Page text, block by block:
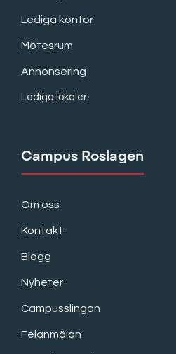
Lediga kontor
Mötesrum
Annonsering
Lediga lokaler
Campus Roslagen
Om oss
Kontakt
Blogg
Nyheter
Campusslingan
Felanmälan